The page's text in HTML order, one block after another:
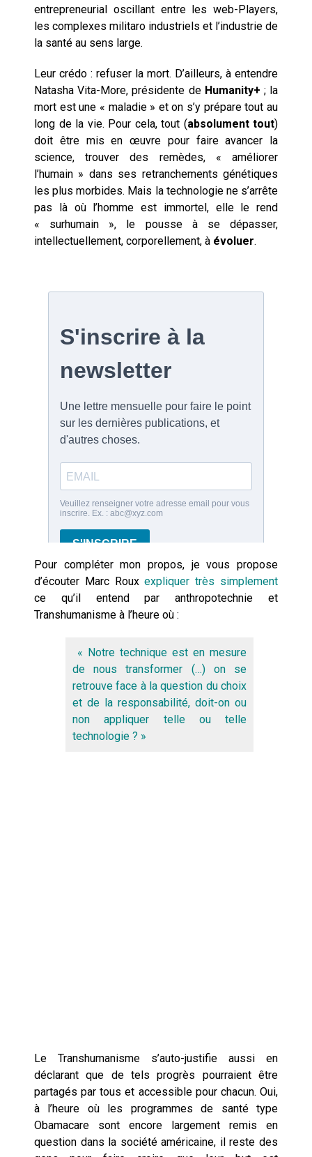
entrepreneurial oscillant entre les web-Players,
les complexes militaro industriels et l’industrie de
la santé au sens large.
Leur crédo : refuser la mort. D’ailleurs, à entendre
Natasha Vita-More, présidente de Humanity+ ; la
mort est une « maladie » et on s’y prépare tout au
long de la vie. Pour cela, tout (absolument tout)
doit être mis en œuvre pour faire avancer la
science, trouver des remèdes, « améliorer
l’humain » dans ses retranchements génétiques
les plus morbides. Mais la technologie ne s’arrête
pas là où l’homme est immortel, elle le rend
« surhumain », le pousse à se dépasser,
intellectuellement, corporellement, à évoluer.
Pour compléter mon propos, je vous propose
d’écouter Marc Rouxexpliquer très simplement
ce qu’il entend par anthropotechnie et
Transhumanisme à l’heure où :
« Notre technique est en mesure
de nous transformer (…) on se
retrouve face à la question du choix
et de la responsabilité, doit-on ou
non appliquer telle ou telle
technologie ? »
Le Transhumanisme s’auto-justifie aussi en
déclarant que de tels progrès pourraient être
partagés par tous et accessible pour chacun. Oui,
à l’heure où les programmes de santé type
Obamacare sont encore largement remis en
question dans la société américaine, il reste des